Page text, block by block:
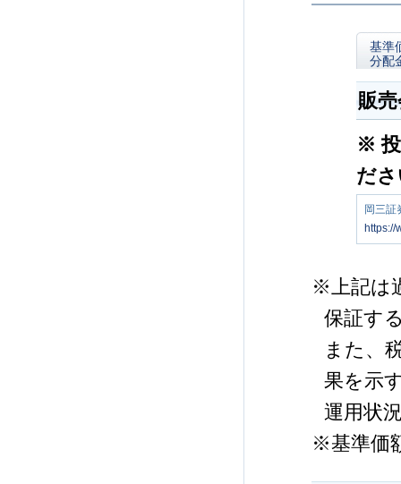
基準
分配
販
※ 投
だ
岡三証
https://
※上記は
保証す
また、
果を示
運用状
※基準価